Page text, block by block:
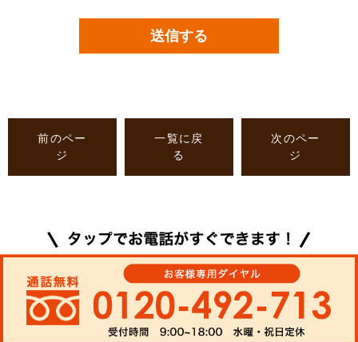
前のペー
ジ
一覧に戻
る
次のペー
ジ